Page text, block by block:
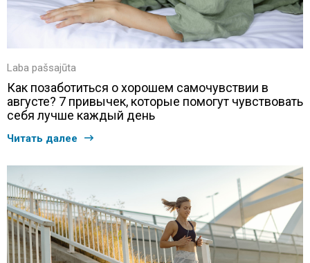
Laba pašsajūta
Как позаботиться о хорошем самочувствии в
августе? 7 привычек, которые помогут чувствовать
себя лучше каждый день
Читать далее